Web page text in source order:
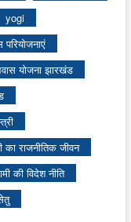
yogi
योजना झारखंड
का राजनीतिक जीवन
की विदेश नीति